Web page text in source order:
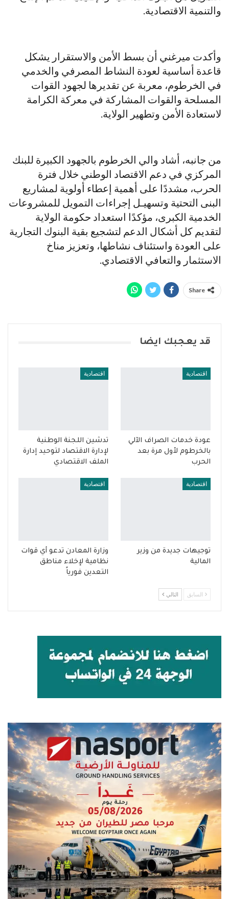
والتنمية الاقتصادية.
وأكدت ميرغني أن بسط الأمن والاستقرار يشكل
قاعدة أساسية لعودة النشاط المصرفي والخدمي
في الخرطوم، معربة عن تقديرها لجهود القوات
المسلحة والقوات المشاركة في معركة الكرامة
لاستعادة الأمن وتطهير الولاية.
من جانبه، أشاد والي الخرطوم بالجهود الكبيرة للبنك
المركزي في دعم الاقتصاد الوطني خلال فترة
الحرب، مشددًا على أهمية إعطاء أولوية لمشاريع
البنى التحتية وتسهيـل إجراءات التمويل للمشروعات
الخدمية الكبرى، مؤكدًا استعداد حكومة الولاية
لتقديم كل أشكال الدعم لتشجيع بقية البنوك التجارية
على العودة واستئناف نشاطها، وتعزيز مناخ
الاستثمار والتعافي الاقتصادي.
Share
قد يعجبك ايضا
اقتصادية
عودة خدمات الصراف الآلي
بالخرطوم لأول مرة بعد
الحرب
اقتصادية
تدشين اللجنة الوطنية
لإدارة الاقتصاد لتوحيد إدارة
الملف الاقتصادي
اقتصادية
توجيهات جديدة من وزير
المالية
اقتصادية
وزارة المعادن تدعو أي قوات
نظامية لإخلاء مناطق
التعدين فورياً
السابق التالي